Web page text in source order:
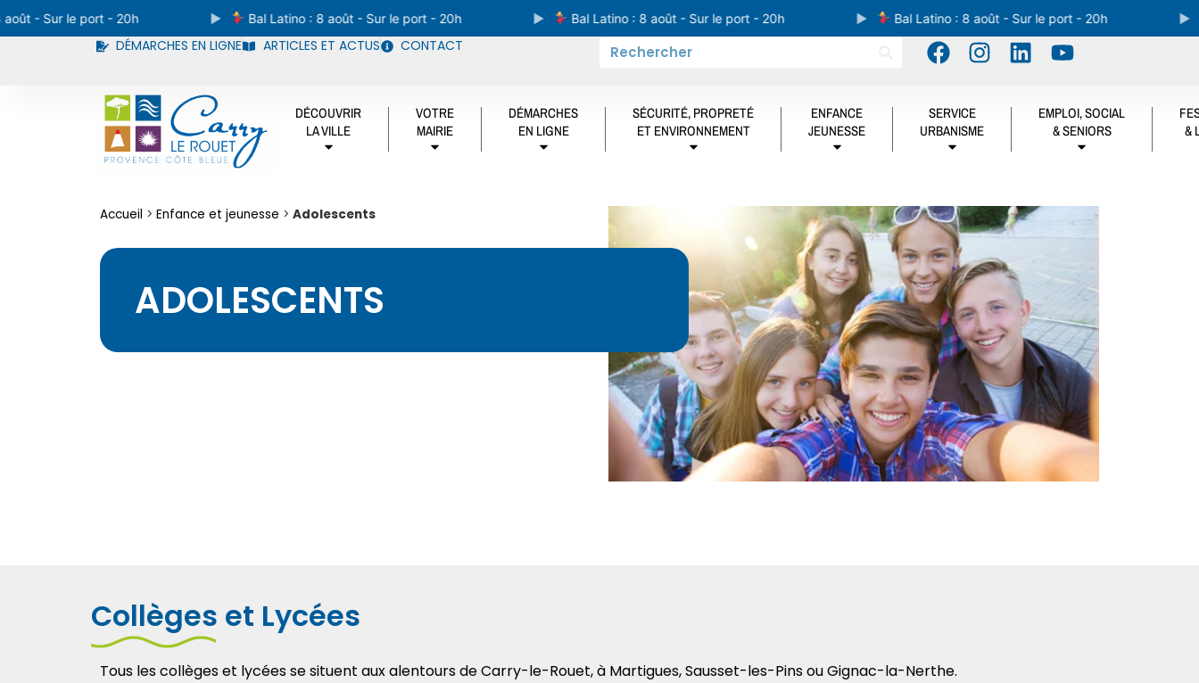
- Sur le port - 20h Bal Latino : 8 août - Sur le port - 20h Bal Latino : 8 août - Sur le port - 20h Bal Latino : 8 août - Sur le port - 20h
DÉMARCHES EN LIGNE ARTICLES ET ACTUS CONTACT
DÉCOUVRIR
LA VILLE
VOTRE
MAIRIE
DÉMARCHES
EN LIGNE
SÉCURITÉ, PROPRETÉ
ET ENVIRONNEMENT
ENFANCE
JEUNESSE
SERVICE
URBANISME
EMPLOI, SOCIAL
& SENIORS
&
Accueil > Enfance et jeunesse > Adolescents
ADOLESCENTS
Collèges et Lycées
Tous les collèges et lycées se situent aux alentours de Carry-le-Rouet, à Martigues, Sausset-les-Pins ou Gignac-la-Nerthe.